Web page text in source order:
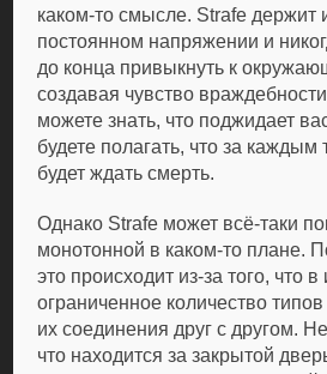
каком-то смысле. Strafe держит
постоянном напряжении и
до конца привыкнуть к
создавая чувство
можете знать, что поджидает
будете полагать, что за каждым
будет ждать смерть.
Однако Strafe может всё-таки
монотонной в каком-то плане.
это происходит из-за того, что в
ограниченное количество
их соединения друг с другом.
что находится за закрытой